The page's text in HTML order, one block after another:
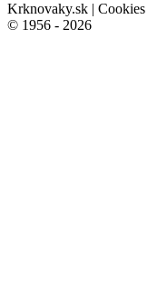
Krknovaky.sk | Cookies
© 1956 - 2026